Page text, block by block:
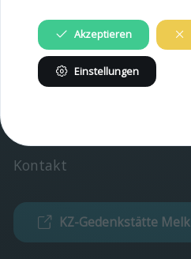
INFORMATIONEN
Verein
Kontakt
KZ-Gedenkstätte Melk
Akzeptieren
Einstellungen